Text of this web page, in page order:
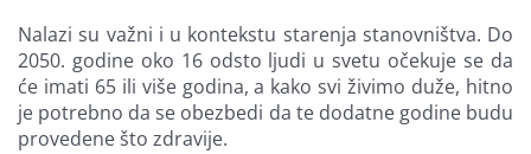
Nalazi su važni i u kontekstu starenja stanovništva. Do
2050. godine oko 16 odsto ljudi u svetu očekuje se da
će imati 65 ili više godina, a kako svi živimo duže, hitno
je potrebno da se obezbedi da te dodatne godine budu
provedene što zdravije.